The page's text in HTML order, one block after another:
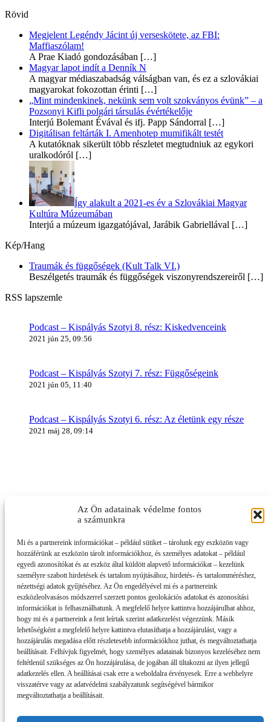
Az Ön adatainak védelme fontos
a számunkra
Mi és a partnereink információkat – például sütiket – tárolunk egy eszközön vagy
hozzáférünk az eszközön tárolt információkhoz, és személyes adatokat – például
egyedi azonosítókat és az eszköz által küldött alapvető információkat – kezelünk
személyre szabott hirdetések és tartalom nyújtásához, hirdetés- és tartalomméréshez,
nézettségi adatok gyűjtéséhez. Az Ön engedélyével mi és a partnereink
eszközleolvasásos módszerrel szerzett pontos geolokációs adatokat és azonosítási
információkat is felhasználhatunk. A megfelelő helyre kattintva hozzájárulhat ahhoz,
hogy mi és a partnereink a fent leírtak szerint adatkezelést végezzünk. Másik
lehetőségként a megfelelő helyre kattintva elutasíthatja a hozzájárulást, vagy a
hozzájárulás megadása előtt részletesebb információkhoz juthat, és megváltoztathatja
beállításait. Felhívjuk figyelmét, hogy személyes adatainak bizonyos kezeléséhez nem
feltétlenül szükséges az Ön hozzájárulása, de jogában áll tiltakozni az ilyen jellegű
adatkezelés ellen. A beállításai csak erre a weboldalra érvényesek. Erre a webhelyre
visszatérve vagy az adatvédelmi szabályzatunk segítségével bármikor
megváltoztathatja a beállításait.
Rövid
Megjelent Legéndy Jácint új verseskötete, az FBI:
Maffiaszólam!
A Prae Kiadó gondozásában […]
Magyar lapot indít a Denník N
A magyar médiaszabadság válságban van, és ez a szlovákiai
magyarokat fokozottan érinti […]
„Mint mindenkinek, nekünk sem volt szokványos évünk” – a
Pozsonyi Kifli polgári társulás évértékelője
Interjú Bolemant Évával és ifj. Papp Sándorral […]
Digitálisan feltárták I. Amenhotep mumifikált testét
A kutatóknak sikerült több részletet megtudniuk az egykori
uralkodóról […]
Így alakult a 2021-es év a Szlovákiai Magyar
Kultúra Múzeumában
Interjú a múzeum igazgatójával, Jarábik Gabriellával […]
Kép/Hang
Traumák és függőségek (Kult Talk VI.)
Beszélgetés traumák és függőségek viszonyrendszereiről […]
RSS lapszemle
Podcast – Kispályás Szotyi 8. rész: Kiskedvenceink
2021 jún 25, 09:56
Podcast – Kispályás Szotyi 7. rész: Függőségeink
2021 jún 05, 11:40
Podcast – Kispályás Szotyi 6. rész: Az életünk egy része
2021 máj 28, 09:14